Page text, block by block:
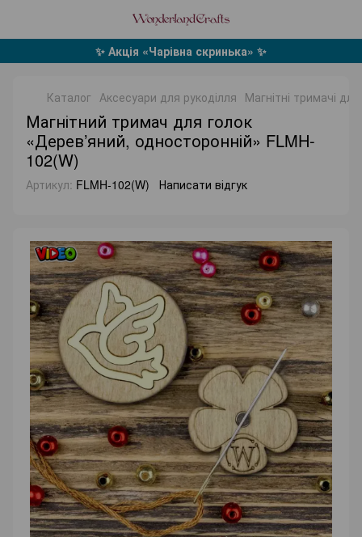
✨ Акція «Чарівна скринька» ✨
Каталог Аксесуари для рукоділля Магнітні тримачі
Магнітний тримач для голок
«Дерев’яний, односторонній» FLMH-
102(W)
Артикул: FLMH-102(W) Написати відгук